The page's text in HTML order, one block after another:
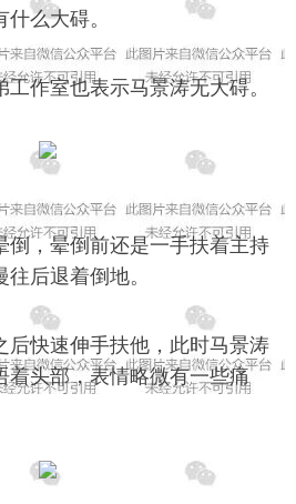
么大碍。
作室也表示马景涛无大碍。
倒，晕倒前还是一手扶着主持
后退着倒地。
后快速伸手扶他，此时马景涛
着头部，表情略微有一些痛